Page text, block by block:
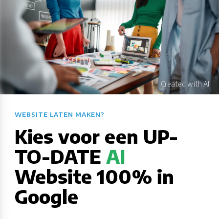
WEBSITE LATEN MAKEN?​​​​​​​​​​​​​​
Kies voor een UP-
TO-DATE AI
Website 100% in
Google